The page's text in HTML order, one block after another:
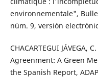
environnementale",
núm. 9, versión
CHACARTEGUI JÁVEGA,
Agreenment: A Green
the Spanish Report,